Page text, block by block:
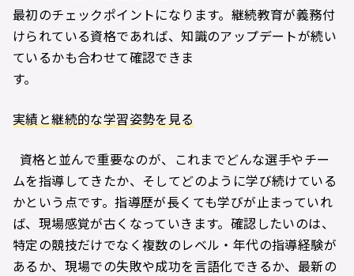
最初のチェックポイントになります。継続教育が義務付
けられている資格であれば、知識のアップデートが続い
ているかも合わせて確認できま
す。
実績と継続的な学習姿勢を見る
資格と並んで重要なのが、これまでどんな選手やチー
ムを指導してきたか、そしてどのように学び続けている
かという点です。指導歴が長くても学びが止まっていれ
ば、現場感覚が古くなっていきます。確認したいのは、
特定の競技だけでなく複数のレベル・年代の指導経験が
あるか、現場での失敗や成功を言語化できるか、最新の